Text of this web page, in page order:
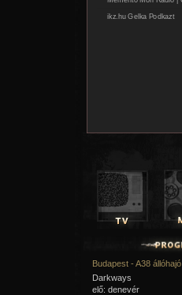
Budapest - A38 állóhajó
Darkways
elő: denevér